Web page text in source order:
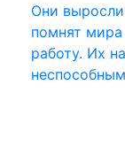
Они
помнят мира
работу. Их